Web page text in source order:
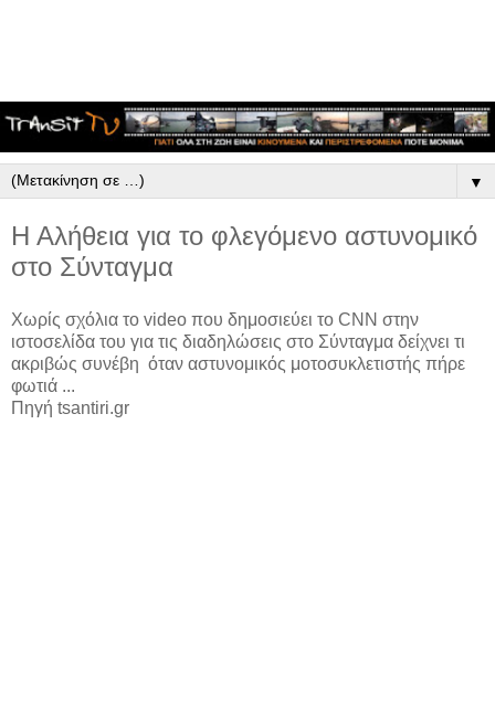
▼
Η Αλήθεια για το φλεγόμενο αστυνομικό
στο Σύνταγμα
Χωρίς σχόλια το video που δημοσιεύει το CNN στην
ιστοσελίδα του για τις διαδηλώσεις στο Σύνταγμα δείχνει τι
ακριβώς συνέβη όταν αστυνομικός μοτοσυκλετιστής πήρε
φωτιά ...
Πηγή tsantiri.gr